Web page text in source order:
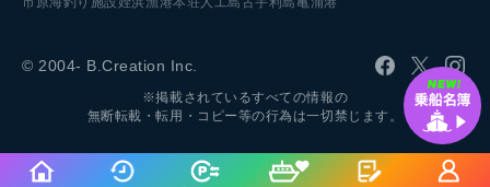
© 2004- B.Creation Inc.
※掲載されているすべての情報の
無断転載・転用・コピー等の行為は一切禁じます。